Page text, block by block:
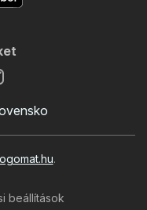
.
beállítások